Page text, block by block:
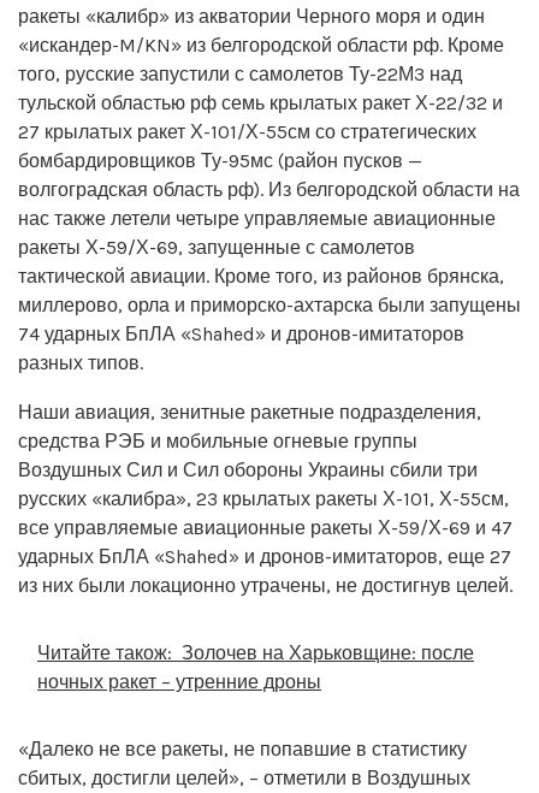
ракеты «калибр» из акватории Черного моря и один
«искандер-M/KN» из белгородской области рф. Кроме
того, русские запустили с самолетов Ту-22М3 над
тульской областью рф семь крылатых ракет Х-22/32 и
27 крылатых ракет Х-101/Х-55см со стратегических
бомбардировщиков Ту-95мс (район пусков —
волгоградская область рф). Из белгородской области на
нас также летели четыре управляемые авиационные
ракеты Х-59/Х-69, запущенные с самолетов
тактической авиации. Кроме того, из районов брянска,
миллерово, орла и приморско-ахтарска были запущены
74 ударных БпЛА «Shahed» и дронов-имитаторов
разных типов.
Наши авиация, зенитные ракетные подразделения,
средства РЭБ и мобильные огневые группы
Воздушных Сил и Сил обороны Украины сбили три
русских «калибра», 23 крылатых ракеты Х-101, Х-55см,
все управляемые авиационные ракеты Х-59/Х-69 и 47
ударных БпЛА «Shahed» и дронов-имитаторов, еще 27
из них были локационно утрачены, не достигнув целей.
Читайте також: Золочев на Харьковщине: после
ночных ракет – утренние дроны
«Далеко не все ракеты, не попавшие в статистику
сбитых, достигли целей», – отметили в Воздушных